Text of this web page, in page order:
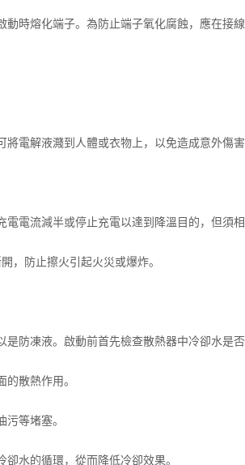
時熔化端子。為防止端子氧化腐蝕，應在接線
電解液濺到人體或衣物上，以免造成意外傷害
電流減半或停止充電以達到降溫目的，但須相
，防止擦火引起火災或爆炸。
防凍液。啟動前首先檢查散熱器中冷卻水是否
散熱作用。
等堵塞。
水的循環，從而降低冷卻效果。